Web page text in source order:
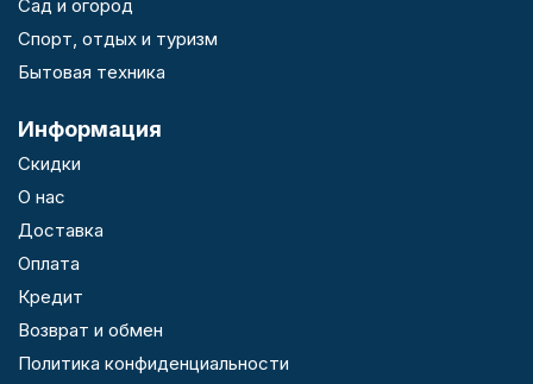
Сад и огород
Спорт, отдых и туризм
Бытовая техника
Информация
Скидки
О нас
Доставка
Оплата
Кредит
Возврат и обмен
Политика конфиденциальности